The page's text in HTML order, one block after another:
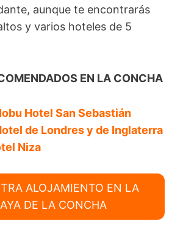
aunque te encontrarás
y varios hoteles de 5
EN LA CONCHA
Hotel San Sebastián
de Londres y de Inglaterra
Niza
ALOJAMIENTO EN LA
DE LA CONCHA